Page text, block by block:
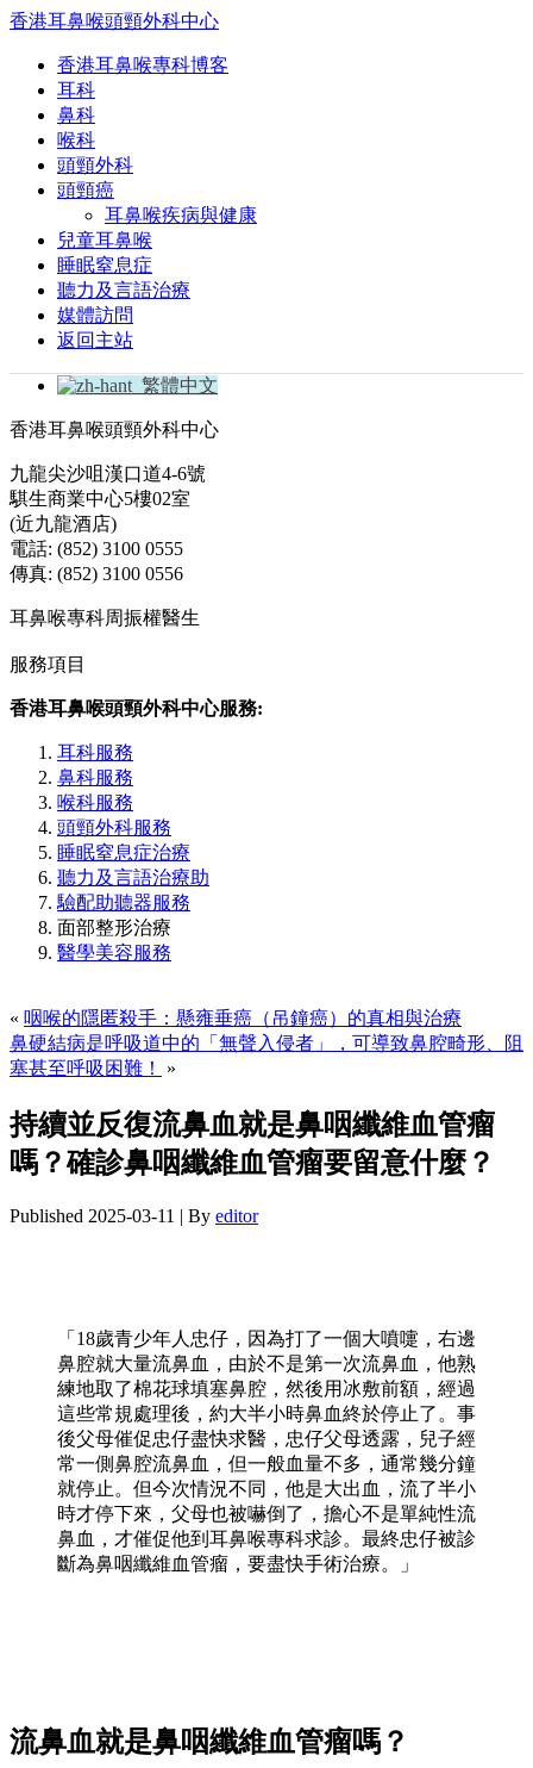
香港耳鼻喉頭頸外科中心
香港耳鼻喉專科博客
耳科
鼻科
喉科
頭頸外科
頭頸癌
耳鼻喉疾病與健康
兒童耳鼻喉
睡眠窒息症
聽力及言語治療
媒體訪問
返回主站
繁體中文
香港耳鼻喉頭頸外科中心
九龍尖沙咀漢口道4-6號
騏生商業中心5樓02室
(近九龍酒店)
電話: (852) 3100 0555
傳真: (852) 3100 0556
耳鼻喉專科周振權醫生
服務項目
香港耳鼻喉頭頸外科中心服務:
耳科服務
鼻科服務
喉科服務
頭頸外科服務
睡眠窒息症治療
聽力及言語治療助
驗配助聽器服務
面部整形治療
醫學美容服務
« 咽喉的隱匿殺手：懸雍垂癌（吊鐘癌）的真相與治療
鼻硬結病是呼吸道中的「無聲入侵者」，可導致鼻腔畸形、阻
塞甚至呼吸困難！
»
持續並反復流鼻血就是鼻咽纖維血管瘤
嗎？確診鼻咽纖維血管瘤要留意什麼？
Published 2025-03-11 | By editor
「18歲青少年人忠仔，因為打了一個大噴嚏，右邊
鼻腔就大量流鼻血，由於不是第一次流鼻血，他熟
練地取了棉花球填塞鼻腔，然後用冰敷前額，經過
這些常規處理後，約大半小時鼻血終於停止了。事
後父母催促忠仔盡快求醫，忠仔父母透露，兒子經
常一側鼻腔流鼻血，但一般血量不多，通常幾分鐘
就停止。但今次情況不同，他是大出血，流了半小
時才停下來，父母也被嚇倒了，擔心不是單純性流
鼻血，才催促他到耳鼻喉專科求診。最終忠仔被診
斷為鼻咽纖維血管瘤，要盡快手術治療。」
流鼻血就是鼻咽纖維血管瘤嗎？